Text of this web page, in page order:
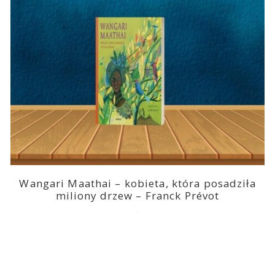
Wangari Maathai – kobieta, która posadziła
miliony drzew – Franck Prévot